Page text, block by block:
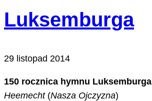
Luksemburga
29 listopad 2014
150 rocznica hymnu Luksemburga
Heemecht(Nasza Ojczyzna)